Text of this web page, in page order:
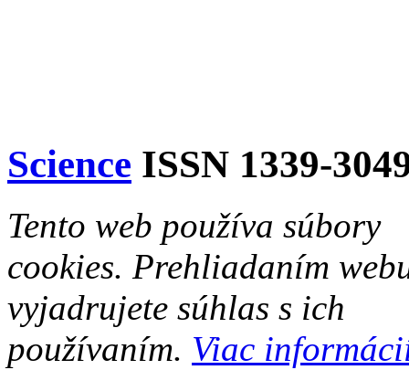
Science ISSN 1339-
Tento web používa súbory
cookies. Prehliadaním
vyjadrujete súhlas s ich
používaním. Viac